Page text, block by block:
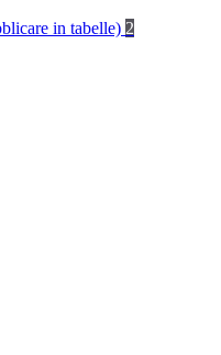
in tabelle) 2